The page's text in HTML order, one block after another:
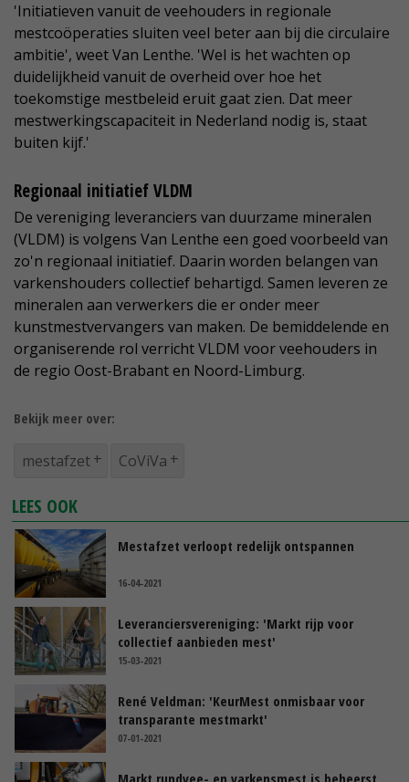
'Initiatieven vanuit de veehouders in regionale
mestcoöperaties sluiten veel beter aan bij die circulaire
ambitie', weet Van Lenthe. 'Wel is het wachten op
duidelijkheid vanuit de overheid over hoe het
toekomstige mestbeleid eruit gaat zien. Dat meer
mestwerkingscapaciteit in Nederland nodig is, staat
buiten kijf.'
Regionaal initiatief VLDM
De vereniging leveranciers van duurzame mineralen
(VLDM) is volgens Van Lenthe een goed voorbeeld van
zo'n regionaal initiatief. Daarin worden belangen van
varkenshouders collectief behartigd. Samen leveren ze
mineralen aan verwerkers die er onder meer
kunstmestvervangers van maken. De bemiddelende en
organiserende rol verricht VLDM voor veehouders in
de regio Oost-Brabant en Noord-Limburg.
Bekijk meer over:
mestafzet CoViVa
LEES OOK
Mestafzet verloopt redelijk ontspannen
16-04-2021
Leveranciersvereniging: 'Markt rijp voor
collectief aanbieden mest'
15-03-2021
René Veldman: 'KeurMest onmisbaar voor
transparante mestmarkt'
07-01-2021